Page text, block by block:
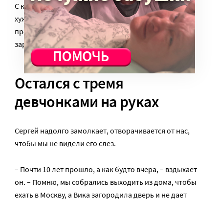
С каждым днем Наташа чувствовала себя все хуже и
хуже. Я отвез ее в Москву, в больницу. Там она
пролежала 10 дней и умерла в реанимации от
заражения крови.
Остался с тремя
девчонками на руках
Сергей надолго замолкает, отворачивается от нас,
чтобы мы не видели его слез.
– Почти 10 лет прошло, а как будто вчера, – вздыхает
он. – Помню, мы собрались выходить из дома, чтобы
ехать в Москву, а Вика загородила дверь и не дает